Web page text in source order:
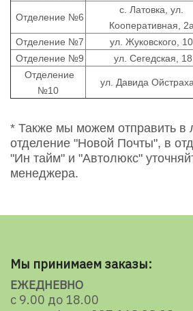
Отделение №6
с. Латовка, ул.
Кооперативная,
Отделение №7 ул. Жуковского, 10
Отделение №9
ул. Сегедская, 18
Отделение
№10
ул. Давида
* Также мы можем отправить в
отделение "Новой Почты", в
"Ин тайм" и "Автолюкс"
менеджера.
Мы принимаем заказы:
ЕЖЕДНЕВНО
с 9.00 до 18.00